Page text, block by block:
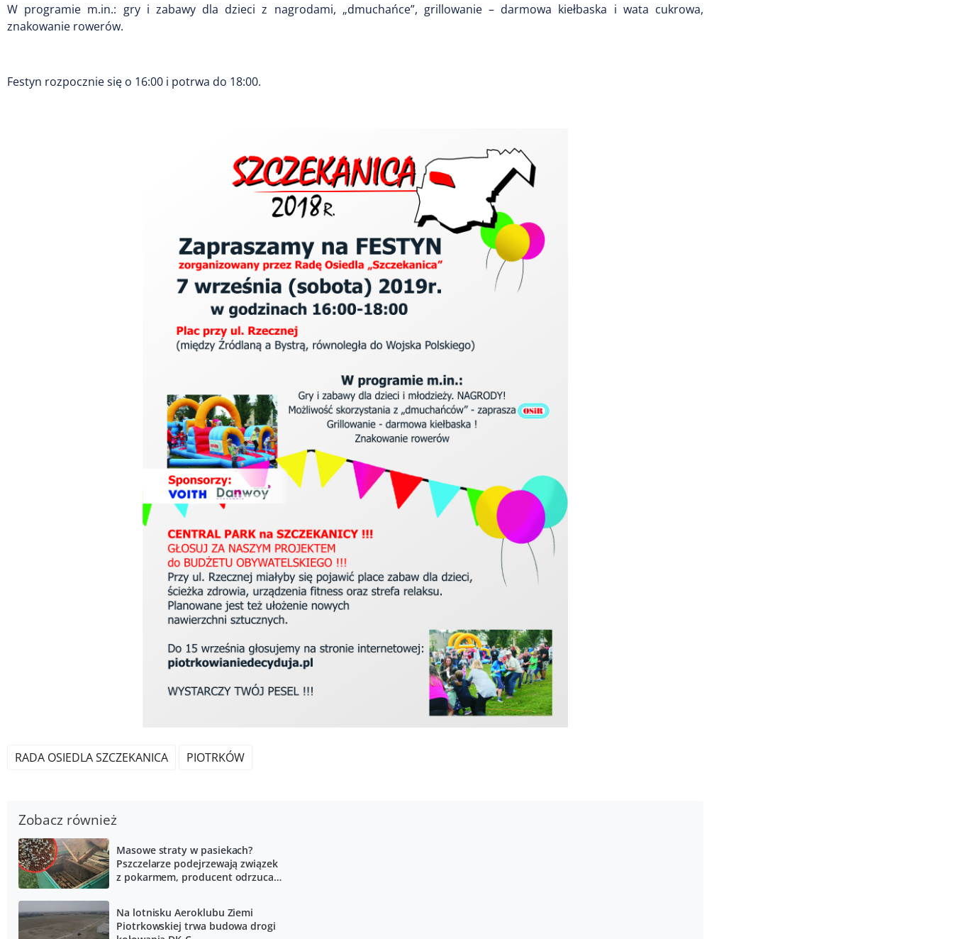
W programie m.in.: gry i zabawy dla dzieci z nagrodami, „dmuchańce”, grillowanie – darmowa kiełbaska i wata cukrowa,
znakowanie rowerów.
Festyn rozpocznie się o 16:00 i potrwa do 18:00.
RADA OSIEDLA SZCZEKANICA PIOTRKÓW
Zobacz również
Masowe straty w pasiekach?
Pszczelarze podejrzewają związek
z pokarmem, producent odrzuca
Na lotnisku Aeroklubu Ziemi
Piotrkowskiej trwa budowa drogi